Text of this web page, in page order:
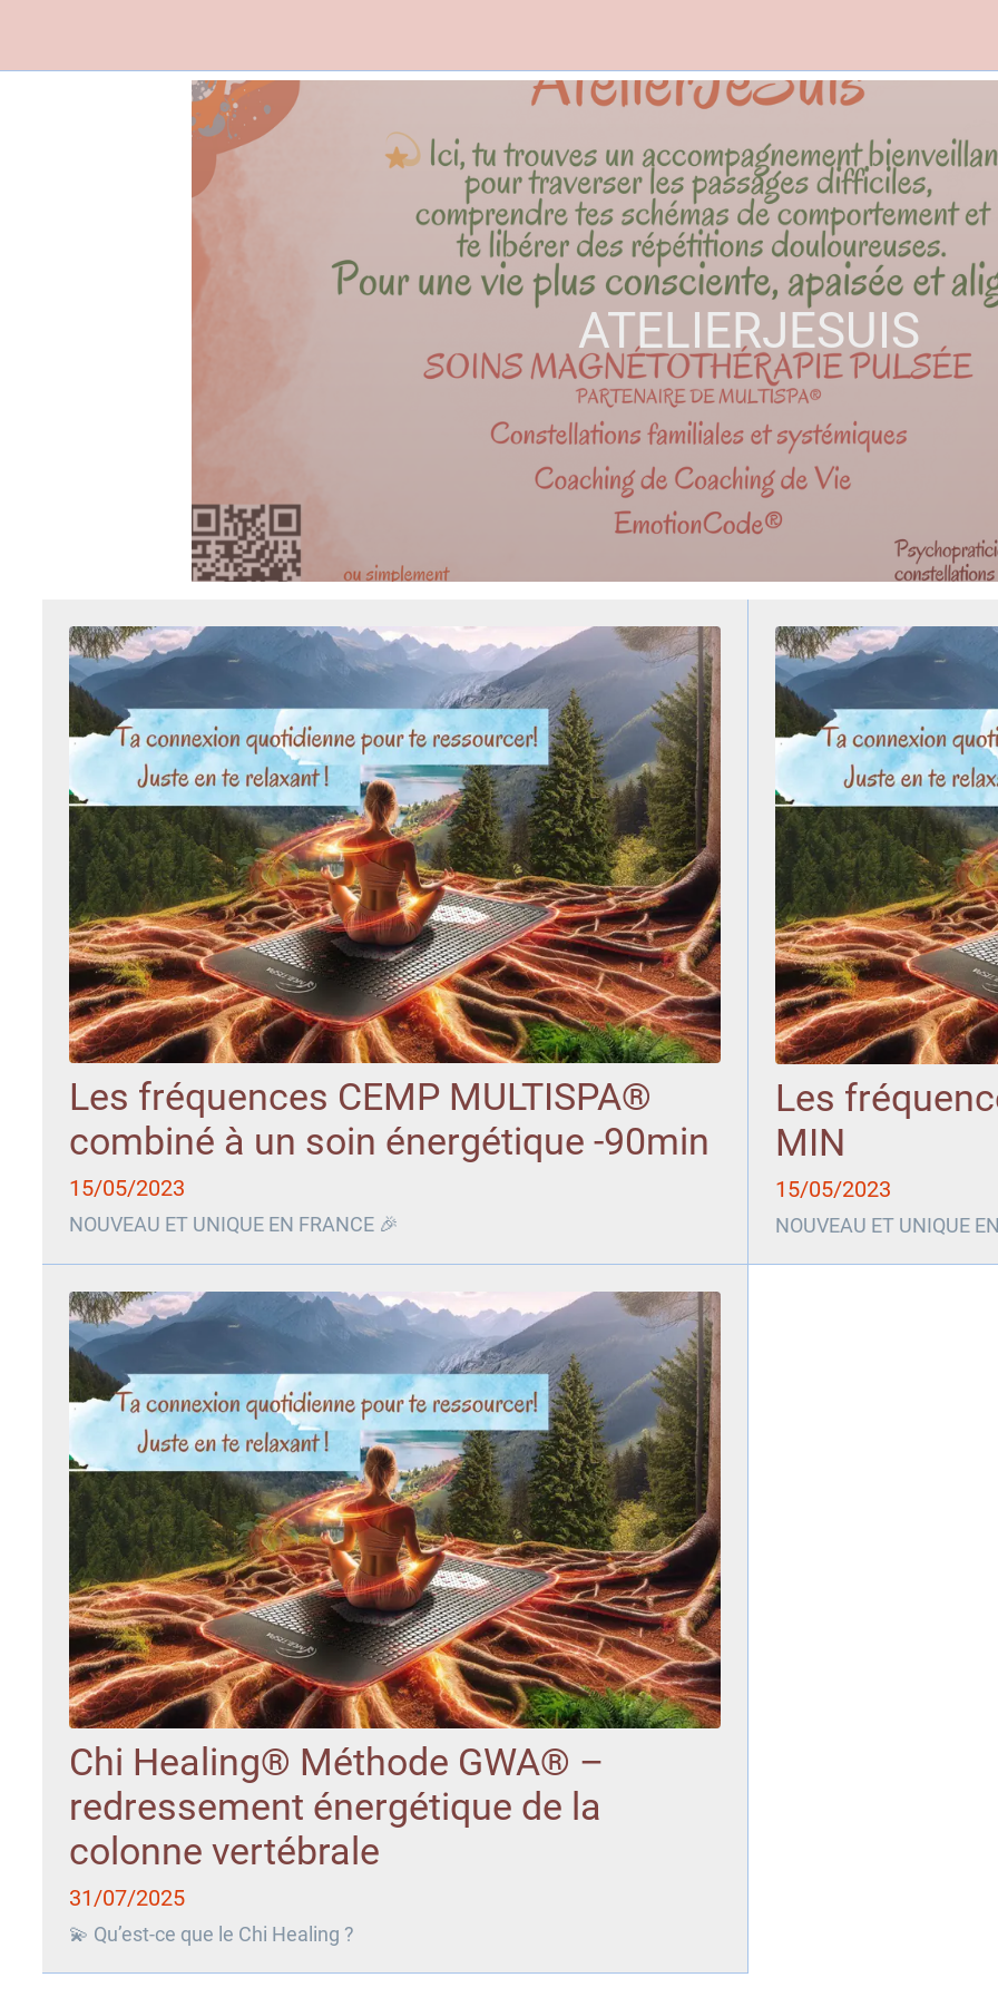
ATELIERJESUIS
Les fréquences CEMP MULTISPA®
combiné à un soin énergétique -90min
15/05/2023
NOUVEAU ET UNIQUE EN FRANCE 🎉
Les
MIN
15/05/2023
NOUVEAU ET UNIQUE
Chi Healing® Méthode GWA® –
redressement énergétique de la
colonne vertébrale
31/07/2025
💫 Qu’est-ce que le Chi Healing ?